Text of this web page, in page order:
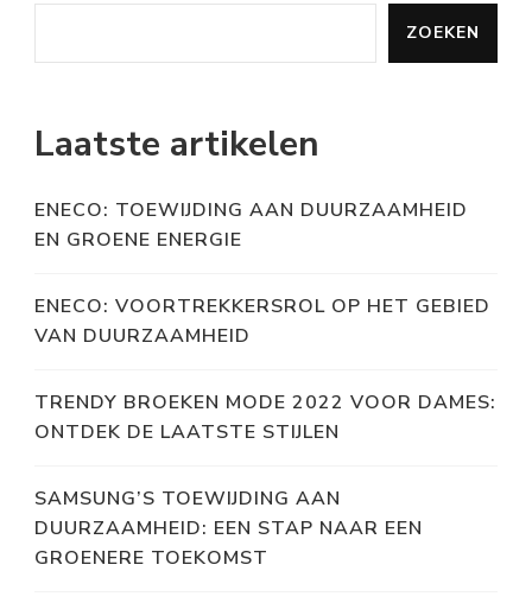
ZOEKEN
Laatste artikelen
ENECO: TOEWIJDING AAN DUURZAAMHEID
EN GROENE ENERGIE
ENECO: VOORTREKKERSROL OP HET GEBIED
VAN DUURZAAMHEID
TRENDY BROEKEN MODE 2022 VOOR DAMES:
ONTDEK DE LAATSTE STIJLEN
SAMSUNG’S TOEWIJDING AAN
DUURZAAMHEID: EEN STAP NAAR EEN
GROENERE TOEKOMST